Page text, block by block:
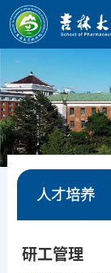
人才培养
研工管理